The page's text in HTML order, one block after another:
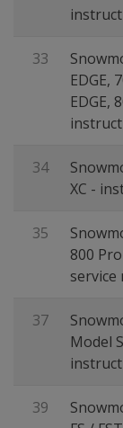
33
EDGE,
EDGE,
34
XC -
35
800
service
37
Model
39